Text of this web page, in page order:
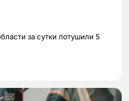
за сутки потушили 5